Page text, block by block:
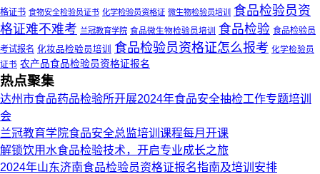
格证书 食物安全检验员证书 化学检验员资格证 微生物检验员培训
食品检验员资
格证难不难考 兰冠教育学院 食品微生物检验员培训 食品检验 食品检验员
考试报名 化妆品检验员培训 食品检验员资格证怎么报考 化学检验员
证书 农产品食品检验员资格证报名
热点聚集
达州市食品药品检验所开展2024年食品安全抽检工作专题培训
会
兰冠教育学院食品安全总监培训课程每月开课
解锁饮用水食品检验技术，开启专业成长之旅
2024年山东济南食品检验员资格证报名指南及培训安排